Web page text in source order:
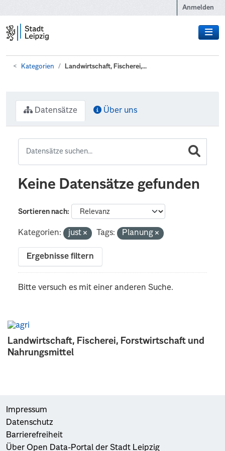
Anmelden
Kategorien Landwirtschaft, Fischerei,...
Landwirtschaft, Fischerei, Forstwirtschaft und
Nahrungsmittel
Datensätze Über uns
Keine Datensätze gefunden
Sortieren nach
Kategorien: just Tags: Planung
Ergebnisse filtern
Bitte versuch es mit einer anderen Suche.
Impressum
Datenschutz
Barrierefreiheit
Über Open Data-Portal der Stadt Leipzig